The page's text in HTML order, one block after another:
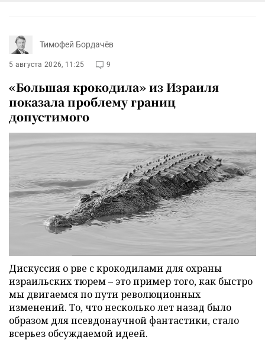
Тимофей Бордачёв
5 августа 2026, 11:25 9
«Большая крокодила» из Израиля
показала проблему границ
допустимого
Дискуссия о рве с крокодилами для охраны
израильских тюрем – это пример того, как быстро
мы двигаемся по пути революционных
изменений. То, что несколько лет назад было
образом для псевдонаучной фантастики, стало
всерьез обсуждаемой идеей.